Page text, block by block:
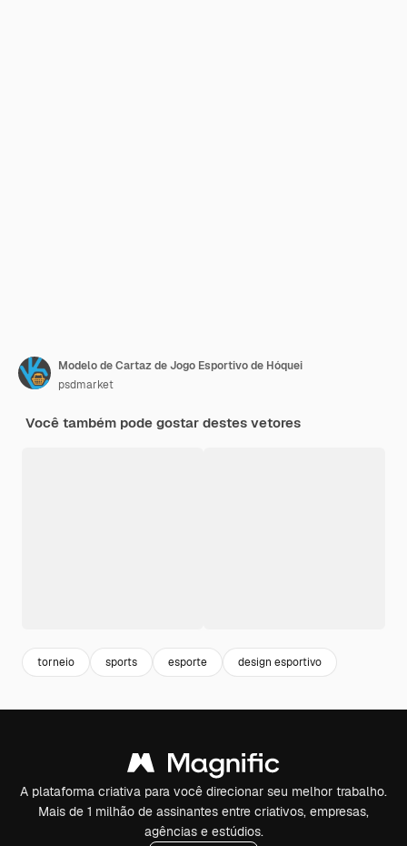
Modelo de Cartaz de Jogo Esportivo de Hóquei
psdmarket
Você também pode gostar destes vetores
torneio sports esporte design esportivo
A plataforma criativa para você direcionar seu melhor trabalho.
Mais de 1 milhão de assinantes entre criativos, empresas,
agências e estúdios.